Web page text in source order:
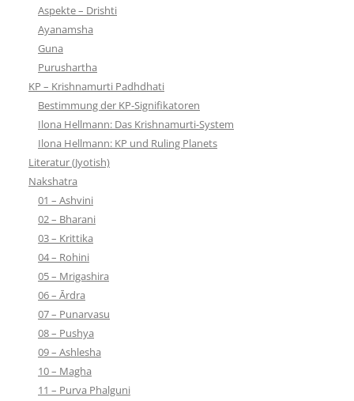
Aspekte – Drishti
Ayanamsha
Guna
Purushartha
KP – Krishnamurti Padhdhati
Bestimmung der KP-Signifikatoren
Ilona Hellmann: Das Krishnamurti-System
Ilona Hellmann: KP und Ruling Planets
Literatur (Jyotish)
Nakshatra
01 – Ashvini
02 – Bharani
03 – Krittika
04 – Rohini
05 – Mrigashira
06 – Ārdra
07 – Punarvasu
08 – Pushya
09 – Ashlesha
10 – Magha
11 – Purva Phalguni